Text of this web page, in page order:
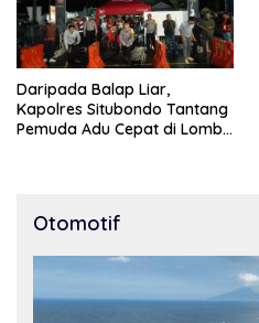
Daripada Balap Liar,
Kapolres Situbondo Tantang
Pemuda Adu Cepat di Lomba
Otomotif